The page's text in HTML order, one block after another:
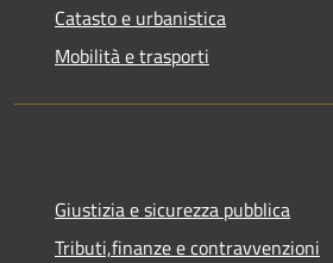
Catasto e urbanistica
Mobilità e trasporti
Giustizia e sicurezza pubblica
Tributi,finanze e contravvenzioni